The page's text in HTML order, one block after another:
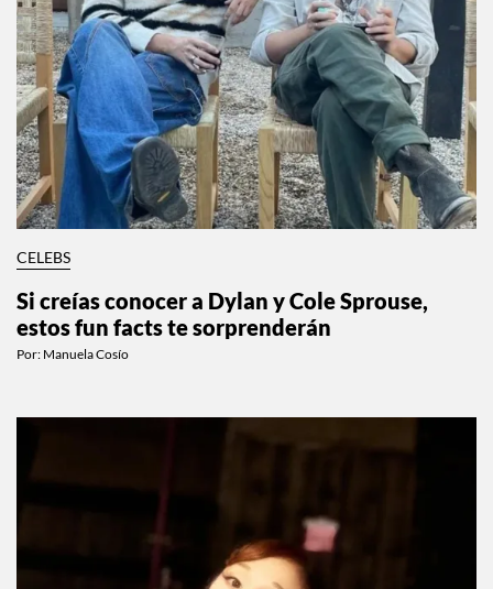
CELEBS
Si creías conocer a Dylan y Cole Sprouse,
estos fun facts te sorprenderán
Por: Manuela Cosío